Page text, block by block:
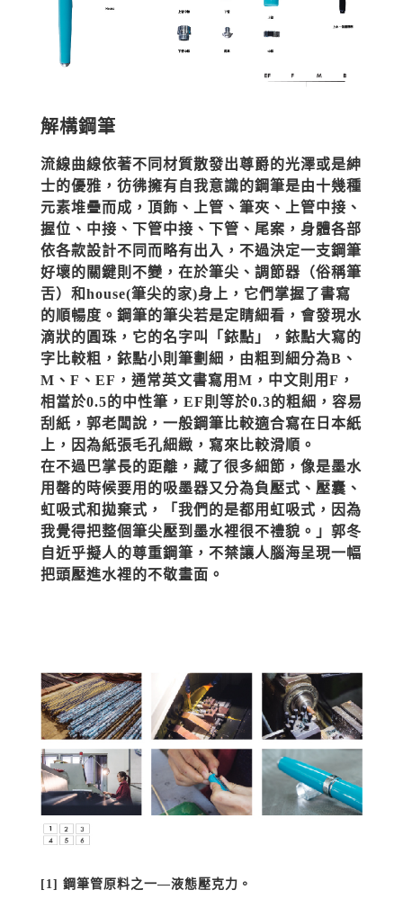
解構鋼筆
流線曲線依著不同材質散發出尊爵的光澤或是紳
士的優雅，彷彿擁有自我意識的鋼筆是由十幾種
元素堆疊而成，頂飾、上管、筆夾、上管中接、
握位、中接、下管中接、下管、尾案，身體各部
依各款設計不同而略有出入，不過決定一支鋼筆
好壞的關鍵則不變，在於筆尖、調節器（俗稱筆
舌）和house(筆尖的家)身上，它們掌握了書寫
的順暢度。鋼筆的筆尖若是定睛細看，會發現水
滴狀的圓珠，它的名字叫「銥點」，銥點大寫的
字比較粗，銥點小則筆劃細，由粗到細分為B、
M、F、EF，通常英文書寫用M，中文則用F，
相當於0.5的中性筆，EF則等於0.3的粗細，容易
刮紙，郭老闆說，一般鋼筆比較適合寫在日本紙
上，因為紙張毛孔細緻，寫來比較滑順。
在不過巴掌長的距離，藏了很多細節，像是墨水
用罄的時候要用的吸墨器又分為負壓式、壓囊、
虹吸式和拋棄式，「我們的是都用虹吸式，因為
我覺得把整個筆尖壓到墨水裡很不禮貌。」郭冬
自近乎擬人的尊重鋼筆，不禁讓人腦海呈現一幅
把頭壓進水裡的不敬畫面。
[1] 鋼筆管原料之一—液態壓克力。